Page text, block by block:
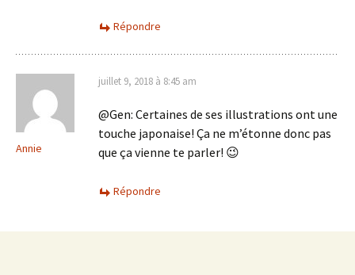
Répondre
Annie
juillet 9, 2018 à 8:45 am
@Gen: Certaines de ses illustrations ont une
touche japonaise! Ça ne m’étonne donc pas
que ça vienne te parler! 😉
Répondre